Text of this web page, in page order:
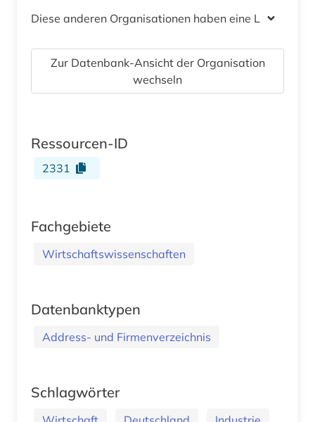
Diese anderen Organisationen haben eine Lizenz
Zur Datenbank-Ansicht der Organisation
wechseln
Ressourcen-ID
2331
Fachgebiete
Wirtschaftswissenschaften
Datenbanktypen
Address- und Firmenverzeichnis
Schlagwörter